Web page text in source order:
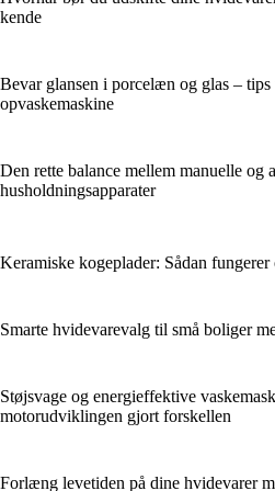
kende
Bevar glansen i porcelæn og glas –
opvaskemaskine
Den rette balance mellem manuelle og
husholdningsapparater
Keramiske kogeplader: Sådan
Smarte hvidevarevalg til små boliger
Støjsvage og energieffektive
motorudviklingen gjort forskellen
Forlæng levetiden på dine hvidevarer